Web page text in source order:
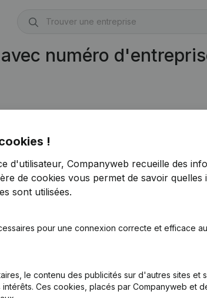
numéro
!
d'utilisateur, Companyweb recueille des
de cookies vous permet de savoir
sont utilisées.
pour une connexion correcte et efficace
le contenu des publicités sur d'autres sites et
Ces cookies, placés par Companyweb et